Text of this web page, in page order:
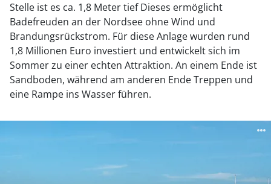
Stelle ist es ca. 1,8 Meter tief Dieses ermöglicht
Badefreuden an der Nordsee ohne Wind und
Brandungsrückstrom. Für diese Anlage wurden rund
1,8 Millionen Euro investiert und entwickelt sich im
Sommer zu einer echten Attraktion. An einem Ende ist
Sandboden, während am anderen Ende Treppen und
eine Rampe ins Wasser führen.